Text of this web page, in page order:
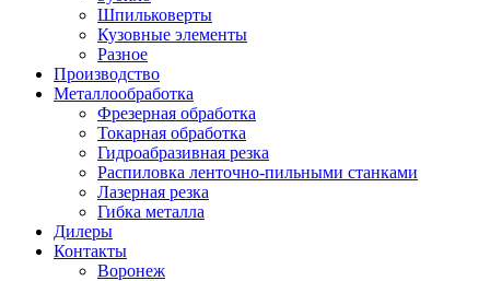
Шпильковерты
Кузовные элементы
Разное
Производство
Металлообработка
Фрезерная обработка
Токарная обработка
Гидроабразивная резка
Распиловка ленточно-пильными станками
Лазерная резка
Гибка металла
Дилеры
Контакты
Воронеж